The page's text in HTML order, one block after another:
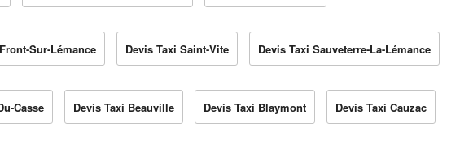
Sur-Lémance Devis Taxi Saint-Vite Devis Taxi Sauveterre-La-Lémance
Casse Devis Taxi Beauville Devis Taxi Blaymont Devis Taxi Cauzac